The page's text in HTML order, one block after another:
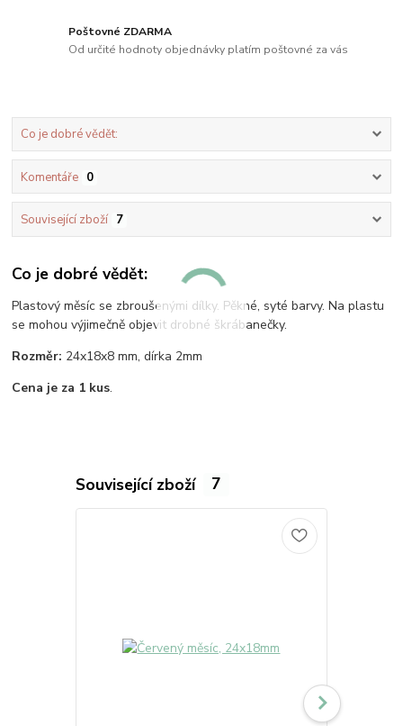
Poštovné ZDARMA
Od určité hodnoty objednávky platím poštovné za vás
Co je dobré vědět:
Komentáře 0
Související zboží 7
Co je dobré vědět:
Plastový měsíc se zbroušenými dílky. Pěkné, syté barvy. Na plastu
se mohou výjimečně objevit drobné škrábanečky.
Rozměr: 24x18x8 mm, dírka 2mm
Cena je za 1 kus.
Související zboží 7